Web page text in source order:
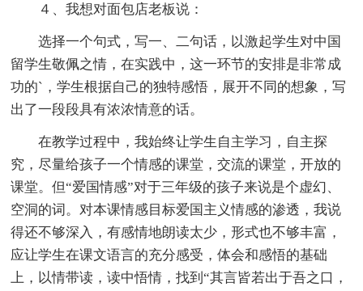
４、我想对面包店老板说：
选择一个句式，写一、二句话，以激起学生对中国
留学生敬佩之情，在实践中，这一环节的安排是非常成
功的`，学生根据自己的独特感悟，展开不同的想象，写
出了一段段具有浓浓情意的话。
在教学过程中，我始终让学生自主学习，自主探
究，尽量给孩子一个情感的课堂，交流的课堂，开放的
课堂。但“爱国情感”对于三年级的孩子来说是个虚幻、
空洞的词。对本课情感目标爱国主义情感的渗透，我说
得还不够深入，有感情地朗读太少，形式也不够丰富，
应让学生在课文语言的充分感受，体会和感悟的基础
上，以情带读，读中悟情，找到“其言皆若出于吾之口，